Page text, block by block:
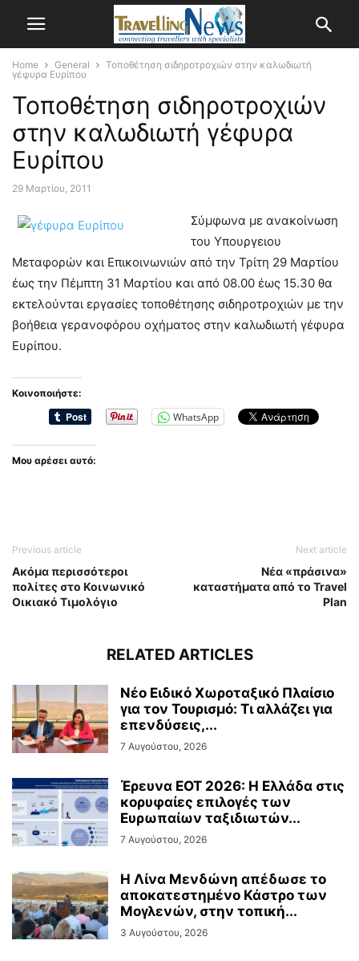
Home General
Τοποθέτηση σιδηροτροχιών στην καλωδιωτή
γέφυρα Ευρίπου
Τοποθέτηση σιδηροτροχιών
στην καλωδιωτή γέφυρα
Ευρίπου
29 Μαρτίου, 2011
Σύμφωνα με ανακοίνωση
του Υπουργειου
Μεταφορών και Επικοινωνιών από την Τρίτη 29 Μαρτίου
έως την Πέμπτη 31 Μαρτίου και από 08.00 έως 15.30 θα
εκτελούνται εργασίες τοποθέτησης σιδηροτροχιών με την
βοήθεια γερανοφόρου οχήματος στην καλωδιωτή γέφυρα
Ευρίπου.
Κοινοποιήστε:
WhatsApp
Μου αρέσει αυτό:
Previous article
Ακόμα περισσότεροι
πολίτες στο Κοινωνικό
Οικιακό Τιμολόγιο
Next article
Νέα «πράσινα»
καταστήματα από το Travel
Plan
RELATED ARTICLES
Νέο Ειδικό Χωροταξικό Πλαίσιο
για τον Τουρισμό: Τι αλλάζει για
επενδύσεις,...
7 Αυγούστου, 2026
Έρευνα ΕΟΤ 2026: Η Ελλάδα στις
κορυφαίες επιλογές των
Ευρωπαίων ταξιδιωτών...
7 Αυγούστου, 2026
Η Λίνα Μενδώνη απέδωσε το
αποκατεστημένο Κάστρο των
Μογλενών, στην τοπική...
3 Αυγούστου, 2026